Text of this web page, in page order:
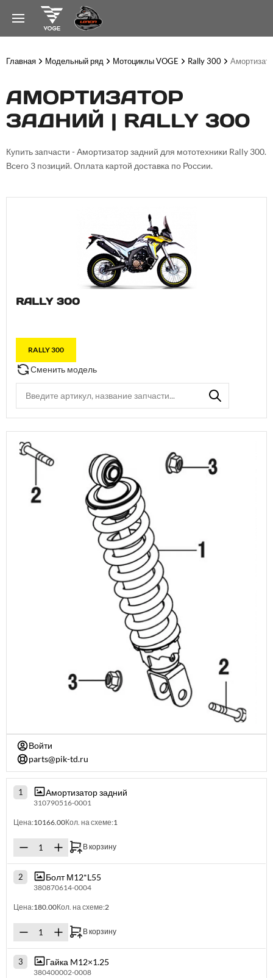
Главная Модельный ряд Мотоциклы VOGE Rally 300
АМОРТИЗАТОР
ЗАДНИЙ | RALLY 300
Купить запчасти - Амортизатор задний для мототехники Rally 300.
Всего 3 позиций. Оплата картой доставка по России.
RALLY 300
RALLY 300
Сменить модель
Войти
parts@pik-td.ru
1 Амортизатор задний
310790516-0001
Цена:10166.00Кол. на схеме:1
В корзину
2 Болт М12*L55
380870614-0004
Цена:180.00Кол. на схеме:2
В корзину
3 Гайка M12×1.25
380400002-0008